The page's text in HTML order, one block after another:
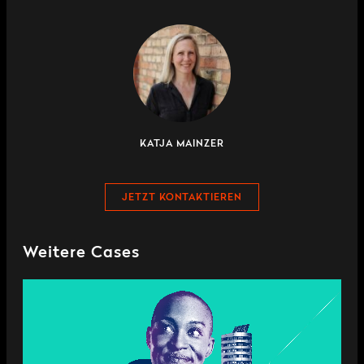
KATJA MAINZER
JETZT KONTAKTIEREN
Weitere Cases